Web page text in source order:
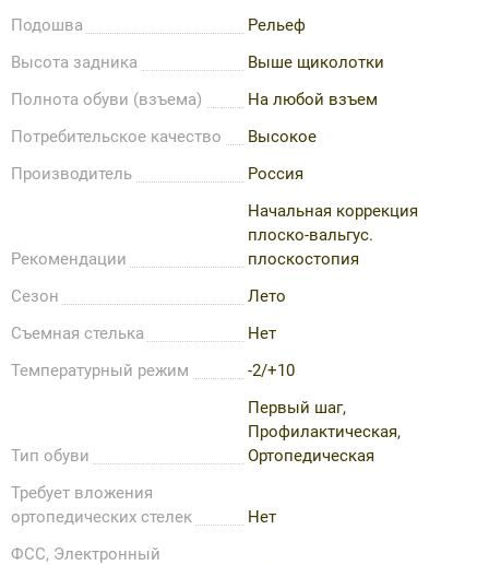
Подошва
Рельеф
Высота задника
Выше щиколотки
Полнота обуви (взъема)
На любой взъем
Потребительское качество
Высокое
Производитель
Россия
Рекомендации
Начальная коррекция
плоско-вальгус.
плоскостопия
Сезон
Лето
Съемная стелька
Нет
Температурный режим
-2/+10
Тип обуви
Первый шаг,
Профилактическая,
Ортопедическая
Требует вложения
ортопедических стелек
Нет
ФСС, Электронный